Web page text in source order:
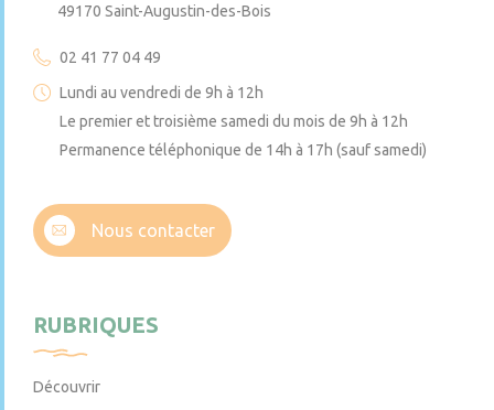
49170 Saint-Augustin-des-Bois
02 41 77 04 49
Lundi au vendredi de 9h à 12h
Le premier et troisième samedi du mois de 9h à 12h
Permanence téléphonique de 14h à 17h (sauf samedi)
Nous contacter
RUBRIQUES
Découvrir